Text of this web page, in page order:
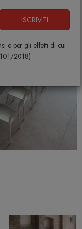
ISCRIVITI
e per gli effetti di cui
2018)